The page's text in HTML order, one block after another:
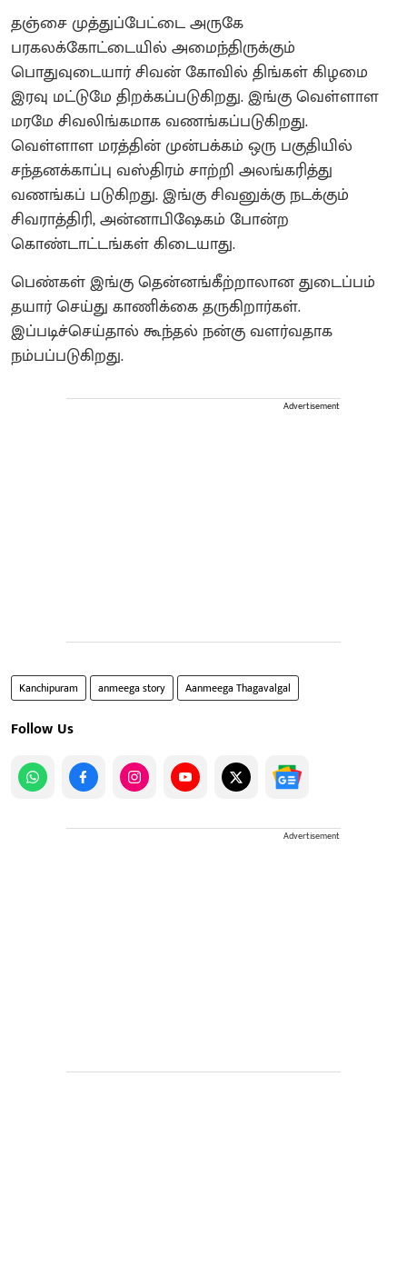
தஞ்சை முத்துப்பேட்டை அருகே
பரகலக்கோட்டையில் அமைந்திருக்கும்
பொதுவுடையார் சிவன் கோவில் திங்கள் கிழமை
இரவு மட்டுமே திறக்கப்படுகிறது. இங்கு வெள்ளாள
மரமே சிவலிங்கமாக வணங்கப்படுகிறது.
வெள்ளாள மரத்தின் முன்பக்கம் ஒரு பகுதியில்
சந்தனக்காப்பு வஸ்திரம் சாற்றி அலங்கரித்து
வணங்கப் படுகிறது. இங்கு சிவனுக்கு நடக்கும்
சிவராத்திரி, அன்னாபிஷேகம் போன்ற
கொண்டாட்டங்கள் கிடையாது.
பெண்கள் இங்கு தென்னங்கீற்றாலான துடைப்பம்
தயார் செய்து காணிக்கை தருகிறார்கள்.
இப்படிச்செய்தால் கூந்தல் நன்கு வளர்வதாக
நம்பப்படுகிறது‌.
Advertisement
Kanchipuram anmeega story Aanmeega Thagavalgal
Follow Us
Advertisement